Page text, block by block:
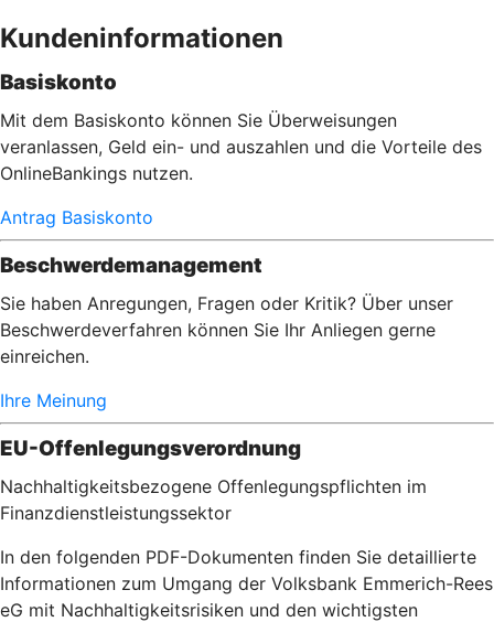
Kundeninformationen
Basiskonto
Mit dem Basiskonto können Sie Überweisungen
veranlassen, Geld ein- und auszahlen und die Vorteile des
OnlineBankings nutzen.
Antrag Basiskonto
Beschwerdemanagement
Sie haben Anregungen, Fragen oder Kritik? Über unser
Beschwerdeverfahren können Sie Ihr Anliegen gerne
einreichen.
Ihre Meinung
EU-Offenlegungsverordnung
Nachhaltigkeitsbezogene Offenlegungspflichten im
Finanzdienstleistungssektor
In den folgenden PDF-Dokumenten finden Sie detaillierte
Informationen zum Umgang der Volksbank Emmerich-Rees
eG mit Nachhaltigkeitsrisiken und den wichtigsten